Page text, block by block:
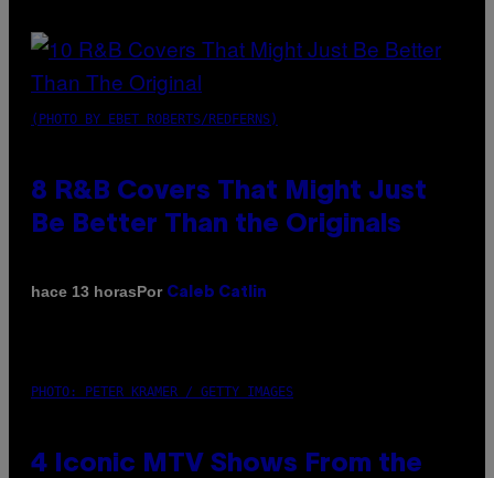
(PHOTO BY EBET ROBERTS/REDFERNS)
8 R&B Covers That Might Just
Be Better Than the Originals
hace 13 horasPor Caleb Catlin
PHOTO: PETER KRAMER / GETTY IMAGES
4 Iconic MTV Shows From the